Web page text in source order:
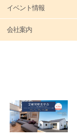
イベント情報
会社案内